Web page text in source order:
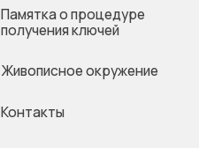
Памятка о процедуре
получения ключей
Живописное окружение
Контакты